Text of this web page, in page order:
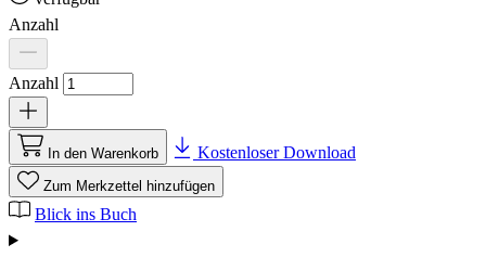
Anzahl
Anzahl
In den Warenkorb Kostenloser Download
Zum Merkzettel hinzufügen
Blick ins Buch